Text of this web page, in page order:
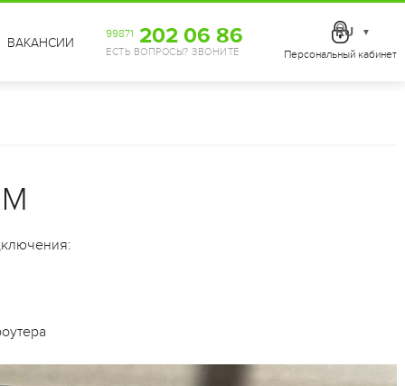
ВАКАНСИИ
99871 202 06 86
ЕСТЬ ВОПРОСЫ? ЗВОНИТЕ Персональный кабинет
RU ▼